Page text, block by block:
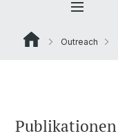
Outreach
Publikationen